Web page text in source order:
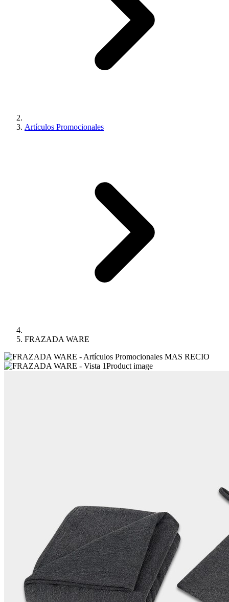
Artículos Promocionales
FRAZADA WARE
Product image